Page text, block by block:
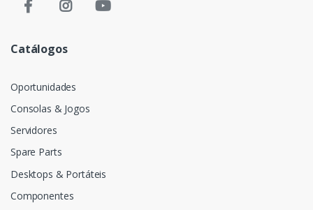
Catálogos
Oportunidades
Consolas & Jogos
Servidores
Spare Parts
Desktops & Portáteis
Componentes